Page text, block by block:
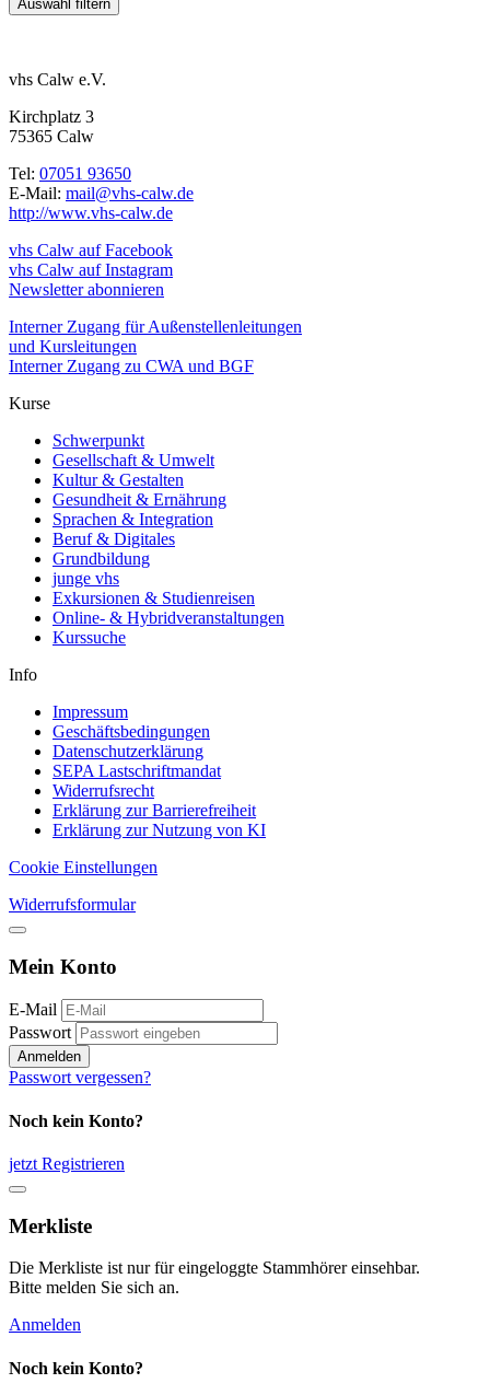
vhs Calw e.V.
Kirchplatz 3
75365 Calw
Tel: 07051 93650
E-Mail: mail@vhs-calw.de
http://www.vhs-calw.de
vhs Calw auf Facebook
vhs Calw auf Instagram
Newsletter abonnieren
Interner Zugang für Außenstellenleitungen
und Kursleitungen
Interner Zugang zu CWA und BGF
Kurse
Schwerpunkt
Gesellschaft & Umwelt
Kultur & Gestalten
Gesundheit & Ernährung
Sprachen & Integration
Beruf & Digitales
Grundbildung
junge vhs
Exkursionen & Studienreisen
Online- & Hybridveranstaltungen
Kurssuche
Info
Impressum
Geschäftsbedingungen
Datenschutzerklärung
SEPA Lastschriftmandat
Widerrufsrecht
Erklärung zur Barrierefreiheit
Erklärung zur Nutzung von KI
Cookie Einstellungen
Widerrufsformular
Mein Konto
E-Mail
Passwort
Anmelden
Passwort vergessen?
Noch kein Konto?
jetzt Registrieren
Merkliste
Die Merkliste ist nur für eingeloggte Stammhörer einsehbar.
Bitte melden Sie sich an.
Anmelden
Noch kein Konto?